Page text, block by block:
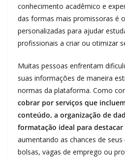
conhecimento acadêmico e
das formas mais promissoras é
personalizadas para ajudar
profissionais a criar ou otimizar
Muitas pessoas enfrentam
suas informações de maneira
normas da plataforma. Como
cobrar por serviços que
conteúdo, a organização de
formatação ideal para
aumentando as chances de
bolsas, vagas de emprego ou